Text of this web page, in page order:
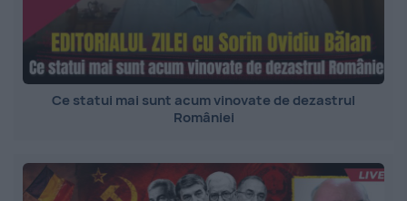
Ce statui mai sunt acum vinovate de dezastrul
României